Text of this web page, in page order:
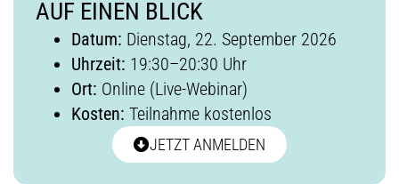
AUF EINEN BLICK
Datum: Dienstag, 22. September 2026
Uhrzeit: 19:30–20:30 Uhr
Ort: Online (Live-Webinar)
Kosten: Teilnahme kostenlos
JETZT ANMELDEN